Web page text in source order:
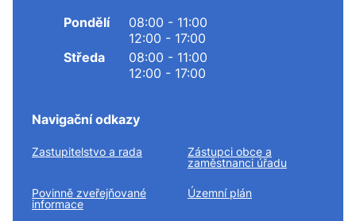
Pondělí
08:00 - 11:00
12:00 - 17:00
Středa
08:00 - 11:00
12:00 - 17:00
Navigační odkazy
Zastupitelstvo a rada
Zástupci obce a
zaměstnanci úřadu
Povinně zveřejňované
informace
Územní plán